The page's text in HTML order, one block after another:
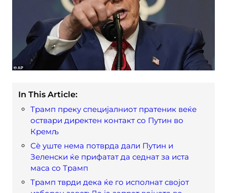
In This Article:
Трамп преку специјалниот пратеник веќе
оствари директен контакт со Путин во
Кремљ
Сè уште нема потврда дали Путин и
Зеленски ќе прифатат да седнат за иста
маса со Трамп
Трамп тврди дека ќе го исполнат својот